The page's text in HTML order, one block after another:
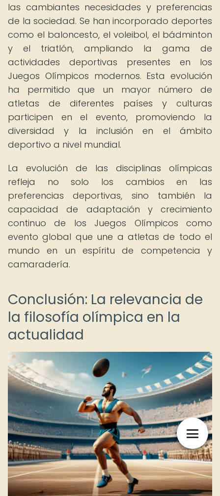
las cambiantes necesidades y preferencias
de la sociedad. Se han incorporado deportes
como el baloncesto, el voleibol, el bádminton
y el triatlón, ampliando la gama de
actividades deportivas presentes en los
Juegos Olímpicos modernos. Esta evolución
ha permitido que un mayor número de
atletas de diferentes países y culturas
participen en el evento, promoviendo la
diversidad y la inclusión en el ámbito
deportivo a nivel mundial.
La evolución de las disciplinas olímpicas
refleja no solo los cambios en las
preferencias deportivas, sino también la
capacidad de adaptación y crecimiento
continuo de los Juegos Olímpicos como
evento global que une a atletas de todo el
mundo en un espíritu de competencia y
camaradería.
Conclusión: La relevancia de
la filosofía olímpica en la
actualidad